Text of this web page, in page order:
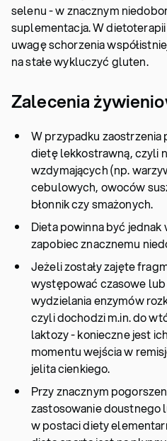
selenu - w znacznym
suplementacja. W
uwagę schorzenia
na stałe wykluczyć gluten.
Zalecenia
W przypadku
dietę lekkostrawną, czyli
wzdymających (np.
cebulowych, owoców
błonnik czy smażonych.
Dieta powinna być jednak
zapobiec znacznemu
Jeżeli zostały zajęte
występować czasowe
wydzielania enzymów
czyli dochodzi m.in. do
laktozy - konieczne jest
momentu wejścia w
jelita cienkiego.
Przy znacznym
zastosowanie doustnego
w postaci diety